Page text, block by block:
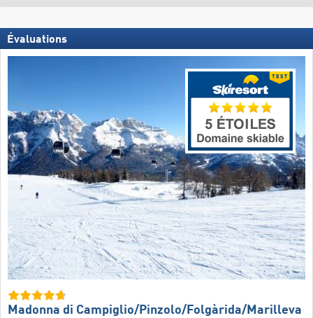
Évaluations
Madonna di Campiglio/​Pinzolo/​Folgàrida/​Marilleva